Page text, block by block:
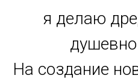
я делаю
На создание